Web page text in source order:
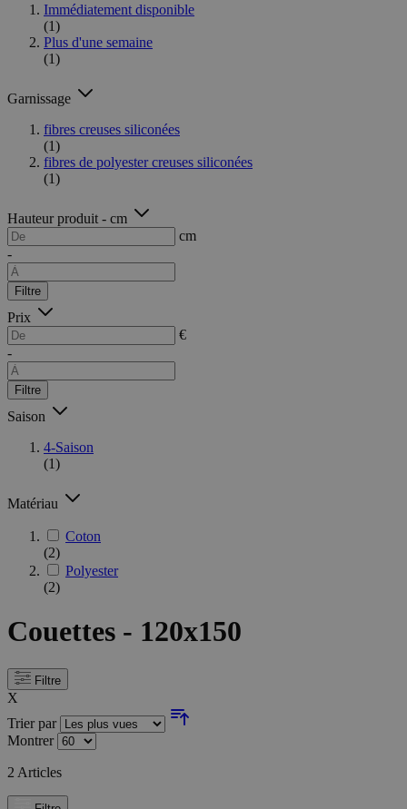
Immédiatement disponible
(1)
Plus d'une semaine
(1)
Garnissage
fibres creuses siliconées
(1)
fibres de polyester creuses siliconées
(1)
Hauteur produit - cm
cm
-
Filtre
Prix
€
-
Filtre
Saison
4-Saison
(1)
Matériau
Coton
(2)
Polyester
(2)
Couettes - 120x150
Filtre
X
Trier par
Montrer
2 Articles